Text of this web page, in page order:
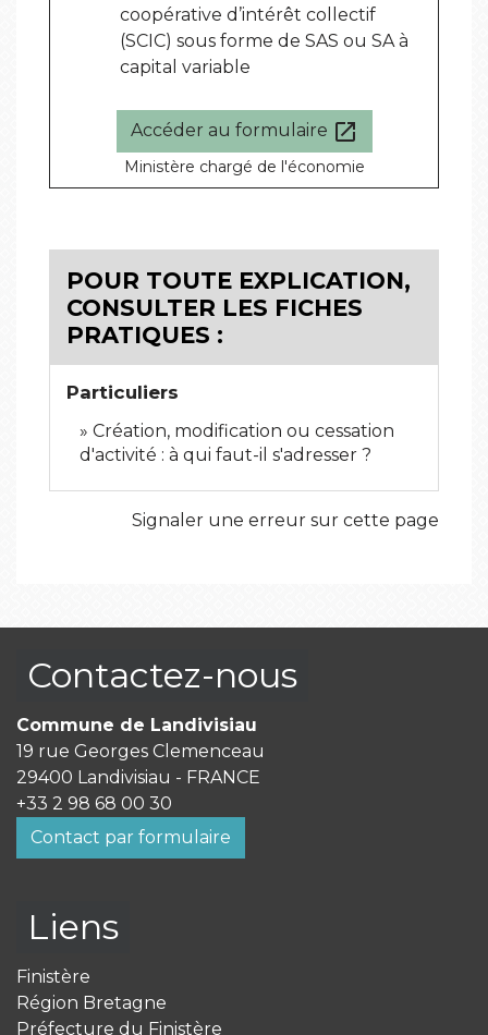
coopérative d’intérêt collectif
(SCIC) sous forme de SAS ou SA à
capital variable
Accéder au formulaire open_in_new
Ministère chargé de l'économie
POUR TOUTE EXPLICATION,
CONSULTER LES FICHES
PRATIQUES :
Particuliers
Création, modification ou cessation
d'activité : à qui faut-il s'adresser ?
Signaler une erreur sur cette page
Contactez-nous
Commune de Landivisiau
19 rue Georges Clemenceau
29400 Landivisiau - FRANCE
+33 2 98 68 00 30
Contact par formulaire
Liens
Finistère
Région Bretagne
Préfecture du Finistère